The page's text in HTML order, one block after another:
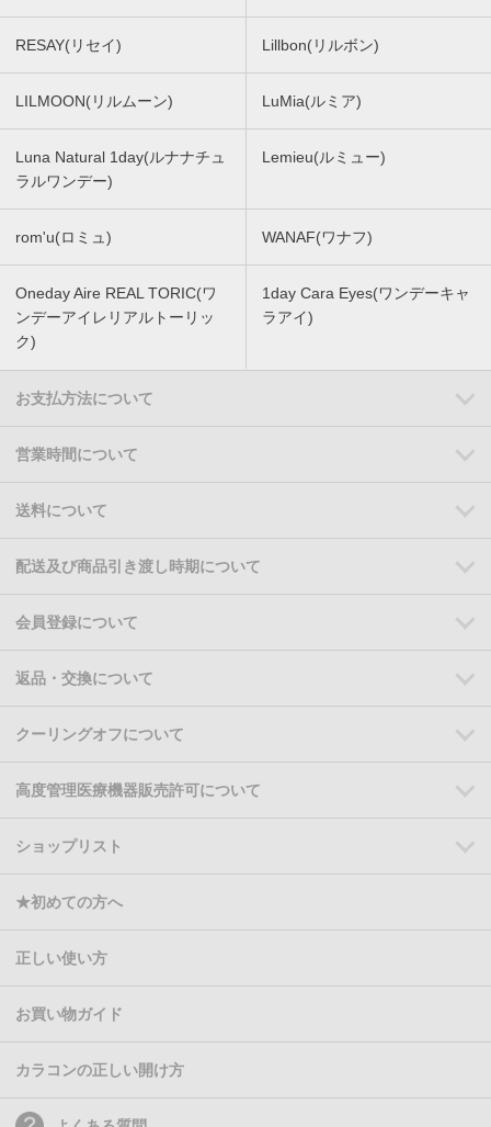
RESAY(リセイ) Lillbon(リルボン)
LILMOON(リルムーン) LuMia(ルミア)
Luna Natural 1day(ルナナチュ
ラルワンデー)
Lemieu(ルミュー)
rom'u(ロミュ) WANAF(ワナフ)
Oneday Aire REAL TORIC(ワ
ンデーアイレリアルトーリッ
ク)
1day Cara Eyes(ワンデーキャ
ラアイ)
お支払方法について
営業時間について
送料について
配送及び商品引き渡し時期について
会員登録について
返品・交換について
クーリングオフについて
高度管理医療機器販売許可について
ショップリスト
★初めての方へ
正しい使い方
お買い物ガイド
カラコンの正しい開け方